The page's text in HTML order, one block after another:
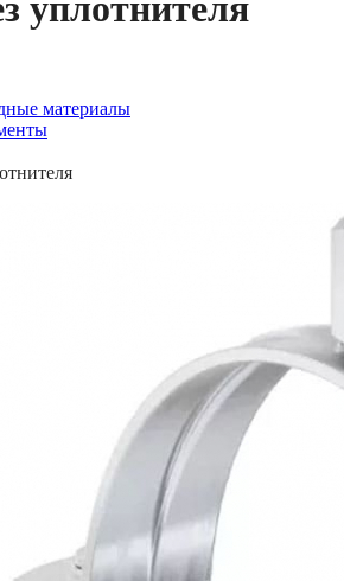
материалы